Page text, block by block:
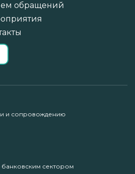
обращений
и сопровождению
банковским сектором